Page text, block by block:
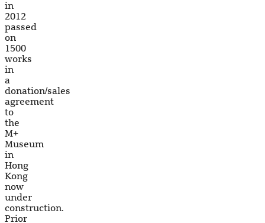
in
2012
passed
on
1500
works
in
a
donation/sales
agreement
to
the
M+
Museum
in
Hong
Kong
now
under
construction.
Prior